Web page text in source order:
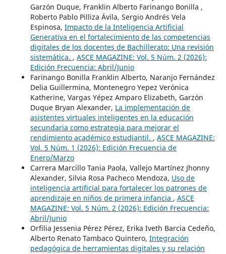
Garzón Duque, Franklin Alberto Farinango Bonilla ,
Roberto Pablo Pilliza Ávila, Sergio Andrés Vela
Espinosa, Impacto de la Inteligencia Artificial
Generativa en el fortalecimiento de las competencias
digitales de los docentes de Bachillerato: Una revisión
sistemática. , ASCE MAGAZINE: Vol. 5 Núm. 2 (2026):
Edición Frecuencia: Abril/Junio
Farinango Bonilla Franklin Alberto, Naranjo Fernández
Delia Guillermina, Montenegro Yepez Verónica
Katherine, Vargas Yépez Amparo Elizabeth, Garzón
Duque Bryan Alexander, La implementación de
asistentes virtuales inteligentes en la educación
secundaria como estrategia para mejorar el
rendimiento académico estudiantil. , ASCE MAGAZINE:
Vol. 5 Núm. 1 (2026): Edición Frecuencia de
Enero/Marzo
Carrera Marcillo Tania Paola, Vallejo Martínez Jhonny
Alexander, Silvia Rosa Pacheco Mendoza, Uso de
inteligencia artificial para fortalecer los patrones de
aprendizaje en niños de primera infancia , ASCE
MAGAZINE: Vol. 5 Núm. 2 (2026): Edición Frecuencia:
Abril/Junio
Orfilia Jessenia Pérez Pérez, Erika Iveth Barcia Cedeño,
Alberto Renato Tambaco Quintero, Integración
pedagógica de herramientas digitales y su relación